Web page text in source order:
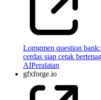
Lomgmen question
cerdas siap cetak
AIPeralatan
gfxforge.io